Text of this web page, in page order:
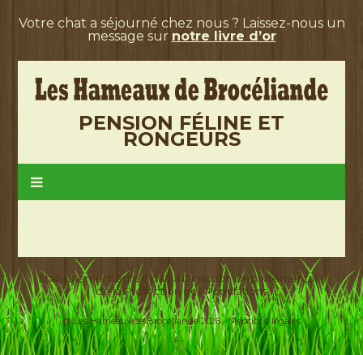
Votre chat a séjourné chez nous ? Laissez-nous un
message sur notre livre d’or
PENSION FÉLINE ET
RONGEURS
Etablissement agréé par la Direction Départementale
de la Protection des Populations
@ Les Hameaux de Brocéliande 2026 -Mentions légales